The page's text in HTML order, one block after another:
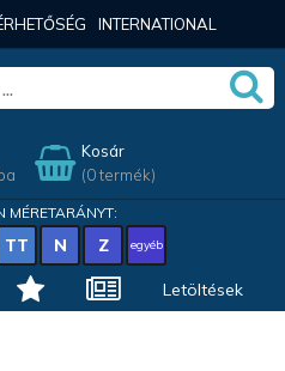
INTERNATIONAL
Kosár
(0 termék)
MÉRETARÁNYT:
TT N Z egyéb
Letöltések